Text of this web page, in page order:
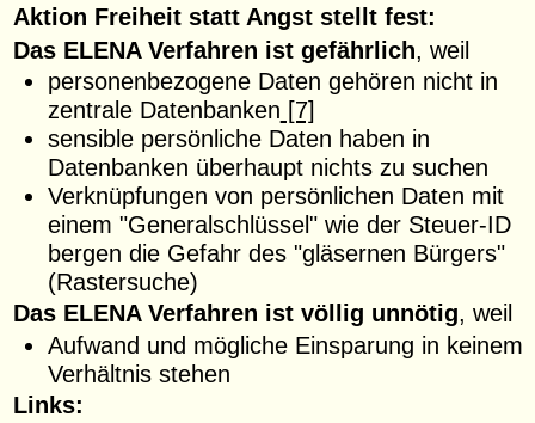
Aktion Freiheit statt Angst stellt fest:
Das ELENA Verfahren ist gefährlich, weil
personenbezogene Daten gehören nicht in
zentrale Datenbanken [7]
sensible persönliche Daten haben in
Datenbanken überhaupt nichts zu suchen
Verknüpfungen von persönlichen Daten mit
einem "Generalschlüssel" wie der Steuer-ID
bergen die Gefahr des "gläsernen Bürgers"
(Rastersuche)
Das ELENA Verfahren ist völlig unnötig, weil
Aufwand und mögliche Einsparung in keinem
Verhältnis stehen
Links: